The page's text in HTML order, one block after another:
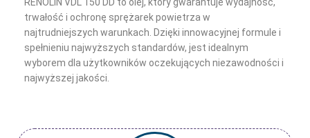
RENOLIN VDL 150 DD to olej, który gwarantuje wydajność,
trwałość i ochronę sprężarek powietrza w
najtrudniejszych warunkach. Dzięki innowacyjnej formule i
spełnieniu najwyższych standardów, jest idealnym
wyborem dla użytkowników oczekujących niezawodności i
najwyższej jakości.